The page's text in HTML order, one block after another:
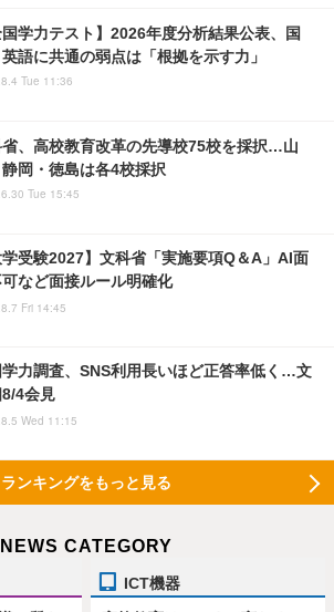
国学力テスト】2026年度分析結果公表、国
語に共通の弱点は「根拠を示す力」
Tue 11:36
省、高校教育改革の先導校75校を採択…山
岡・徳島は各4校採択
Tue 15:45
学受験2027】文科省「実施要項Q＆A」AI面
など面接ルール明確化
Fri 14:45
力調査、SNS利用長いほど正答率低く…文
4会見
Wed 11:15
ランキングをもっと見る
NEWS CATEGORY
ICT機器